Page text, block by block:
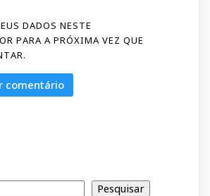
DADOS NESTE
PARA A PRÓXIMA VEZ QUE
Pesquisar